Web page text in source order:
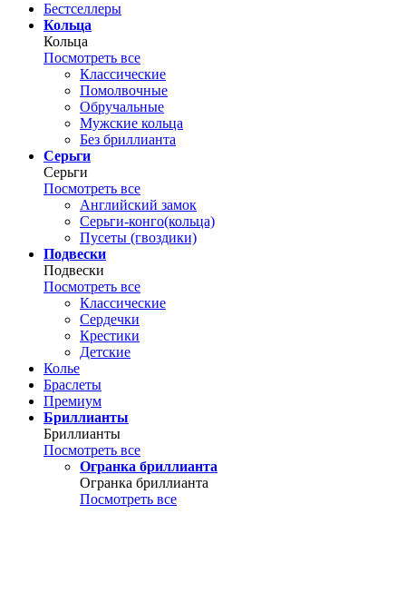
Бестселлеры
Кольца
Кольца
Посмотреть все
Классические
Помолвочные
Обручальные
Мужские кольца
Без бриллианта
Серьги
Серьги
Посмотреть все
Английский замок
Серьги-конго(кольца)
Пусеты (гвоздики)
Подвески
Подвески
Посмотреть все
Классические
Сердечки
Крестики
Детские
Колье
Браслеты
Премиум
Бриллианты
Бриллианты
Посмотреть все
Огранка бриллианта
Огранка бриллианта
Посмотреть все